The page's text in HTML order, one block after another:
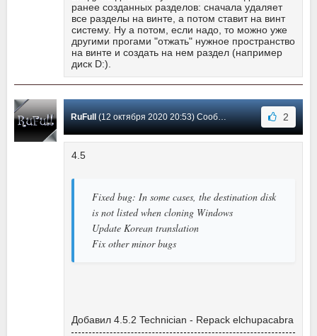
ранее созданных разделов: сначала удаляет
все разделы на винте, а потом ставит на винт
систему. Ну а потом, если надо, то можно уже
другими прогами "отжать" нужное пространство
на винте и создать на нем раздел (например
диск D:).
RuFull (12 октября 2020 20:53) Сообщение #128 2
4.5
Fixed bug: In some cases, the destination disk
is not listed when cloning Windows
Update Korean translation
Fix other minor bugs
Добавил 4.5.2 Technician - Repack elchupacabra